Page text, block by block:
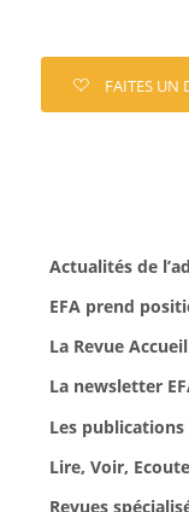
FAITES UN
Actualités de
EFA prend
La Revue Accueil
La newsletter
Les publications
Lire, Voir,
Revues